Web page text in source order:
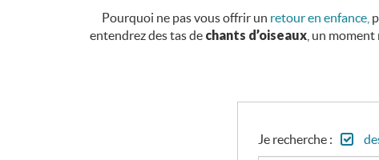
Pourquoi ne pas vous offrir un retour en enfance,
entendrez des tas de chants d’oiseaux , un
Je recherche :